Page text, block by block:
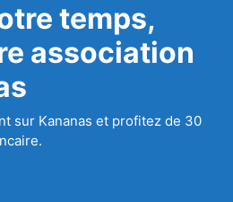
temps,
association
sur Kananas et profitez de 30